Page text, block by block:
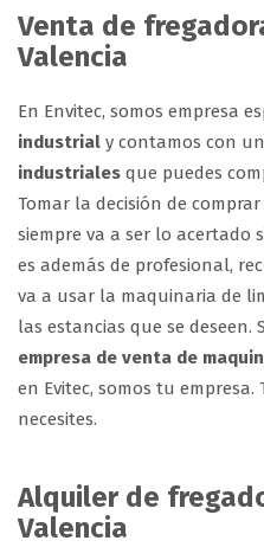
Venta de
Valencia
En Envitec, somos empresa
industrial y contamos con
industriales que puedes
Tomar la decisión de
siempre va a ser lo acertado
es además de profesional,
va a usar la maquinaria de
las estancias que se deseen.
empresa de venta de
en Evitec, somos tu empresa.
necesites.
Alquiler de
Valencia